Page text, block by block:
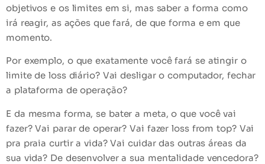
objetivos e os limites em si, mas saber a forma como
irá reagir, as ações que fará, de que forma e em que
momento.
Por exemplo, o que exatamente você fará se atingir o
limite de loss diário? Vai desligar o computador, fechar
a plataforma de operação?
E da mesma forma, se bater a meta, o que você vai
fazer? Vai parar de operar? Vai fazer loss from top? Vai
pra praia curtir a vida? Vai cuidar das outras áreas da
sua vida? De desenvolver a sua mentalidade vencedora?